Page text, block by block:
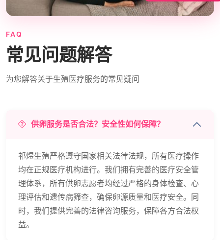
FAQ
常见问题解答
为您解答关于生殖医疗服务的常见疑问
供卵服务是否合法？安全性如何保障？
祁煜生殖严格遵守国家相关法律法规，所有医疗操作
均在正规医疗机构进行。我们拥有完善的医疗安全管
理体系，所有供卵志愿者均经过严格的身体检查、心
理评估和遗传病筛查，确保卵源质量和医疗安全。同
时，我们提供完善的法律咨询服务，保障各方合法权
益。